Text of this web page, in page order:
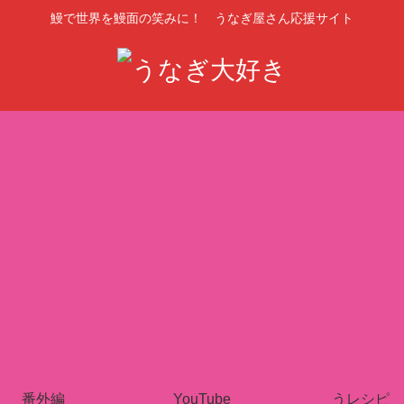
鰻で世界を鰻面の笑みに！ うなぎ屋さん応援サイト
番外編 YouTube うレシピ